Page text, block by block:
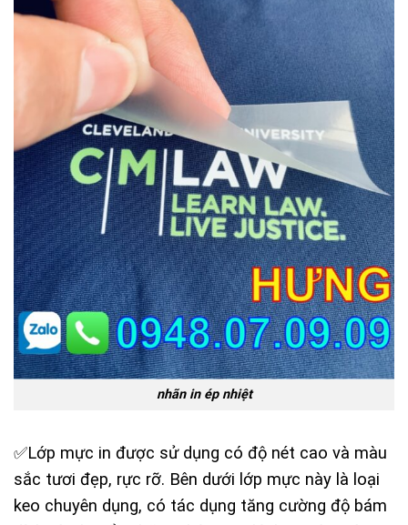
nhãn in ép nhiệt
✅Lớp mực in được sử dụng có độ nét cao và màu
sắc tươi đẹp, rực rỡ. Bên dưới lớp mực này là loại
keo chuyên dụng, có tác dụng tăng cường độ bám